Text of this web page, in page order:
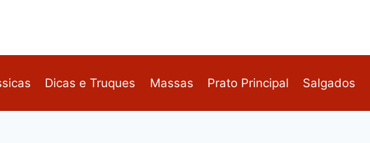
Dicas e Truques Massas Prato Principal Salgados